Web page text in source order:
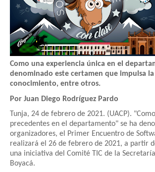
Como una experiencia única en el
denominado este certamen que impulsa
conocimiento, entre otros.
Por Juan Diego Rodríguez Pardo
Tunja, 24 de febrero de 2021. (UACP).
precedentes en el departamento" se ha
organizadores, el Primer Encuentro de
realizará el 26 de febrero de 2021, a partir
una iniciativa del Comité TIC de la
Boyacá.